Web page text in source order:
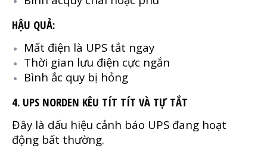
HẬU QUẢ:
Mất điện là UPS tắt ngay
Thời gian lưu điện cực ngắn
Bình ắc quy bị hỏng
4. UPS NORDEN KÊU TÍT TÍT VÀ TỰ TẮT
Đây là dấu hiệu cảnh báo UPS đang hoạt
động bất thường.